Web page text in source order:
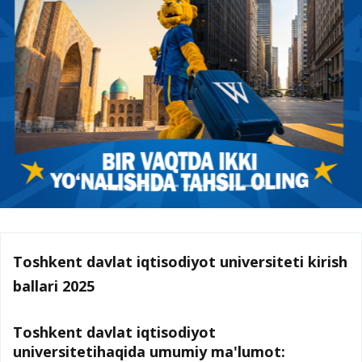
Toshkent davlat iqtisodiyot universiteti kirish
ballari 2025
Toshkent davlat iqtisodiyot
universitetihaqida umumiy ma'lumot: